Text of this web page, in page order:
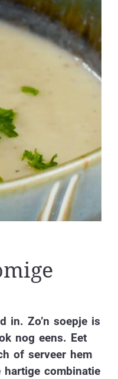
in. Zo’n soepje is
nog eens. Eet
of serveer hem
combinatie